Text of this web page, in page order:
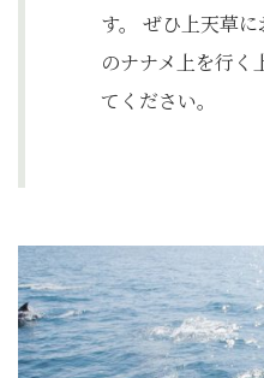
す。 ぜひ上天草
のナナメ上を行く
てください。